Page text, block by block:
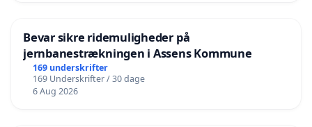
Bevar sikre ridemuligheder på
jernbanestrækningen i Assens Kommune
169 underskrifter
169 Underskrifter / 30 dage
6 Aug 2026